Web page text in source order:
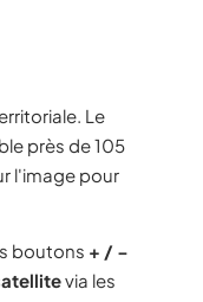
Le
près de 105
l'image pour
boutons + / −
via les